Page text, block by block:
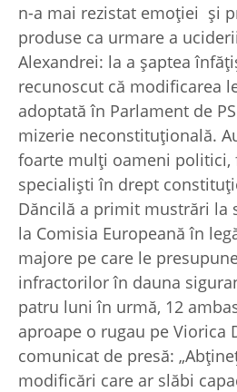
n-a mai rezistat emoţiei şi
produse ca urmare a
Alexandrei: la a şaptea
recunoscut că modificarea
adoptată în Parlament de
mizerie neconstituţională.
foarte mulţi oameni politici,
specialişti în drept
Dăncilă a primit mustrări la
la Comisia Europeană în
majore pe care le
infractorilor în dauna
patru luni în urmă, 12
aproape o rugau pe Viorica
comunicat de presă:
modificări care ar slăbi